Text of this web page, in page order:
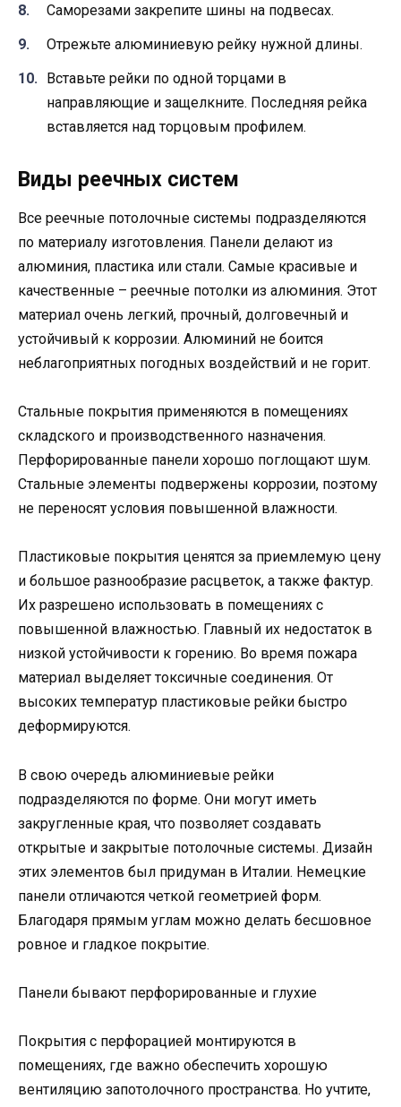
Саморезами закрепите шины на подвесах.
Отрежьте алюминиевую рейку нужной длины.
Вставьте рейки по одной торцами в
направляющие и защелкните. Последняя рейка
вставляется над торцовым профилем.
Виды реечных систем
Все реечные потолочные системы подразделяются
по материалу изготовления. Панели делают из
алюминия, пластика или стали. Самые красивые и
качественные – реечные потолки из алюминия. Этот
материал очень легкий, прочный, долговечный и
устойчивый к коррозии. Алюминий не боится
неблагоприятных погодных воздействий и не горит.
Стальные покрытия применяются в помещениях
складского и производственного назначения.
Перфорированные панели хорошо поглощают шум.
Стальные элементы подвержены коррозии, поэтому
не переносят условия повышенной влажности.
Пластиковые покрытия ценятся за приемлемую цену
и большое разнообразие расцветок, а также фактур.
Их разрешено использовать в помещениях с
повышенной влажностью. Главный их недостаток в
низкой устойчивости к горению. Во время пожара
материал выделяет токсичные соединения. От
высоких температур пластиковые рейки быстро
деформируются.
В свою очередь алюминиевые рейки
подразделяются по форме. Они могут иметь
закругленные края, что позволяет создавать
открытые и закрытые потолочные системы. Дизайн
этих элементов был придуман в Италии. Немецкие
панели отличаются четкой геометрией форм.
Благодаря прямым углам можно делать бесшовное
ровное и гладкое покрытие.
Панели бывают перфорированные и глухие
Покрытия с перфорацией монтируются в
помещениях, где важно обеспечить хорошую
вентиляцию запотолочного пространства. Но учтите,